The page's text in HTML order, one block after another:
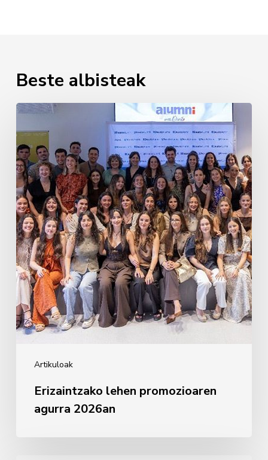
Beste albisteak
Artikuloak
Erizaintzako
promozioaren
agurra
2026an
Erizaintzako lehen promozioaren
agurra 2026an